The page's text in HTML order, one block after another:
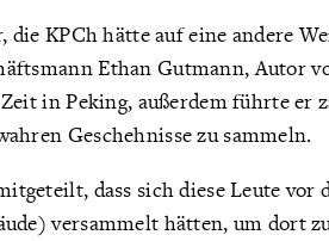
KPCh hätte auf eine andere
Ethan Gutmann, Autor
in Peking, außerdem führte er
Geschehnisse zu sammeln.
dass sich diese Leute vor
versammelt hätten, um dort